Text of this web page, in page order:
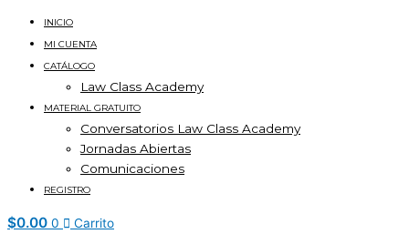
INICIO
MI CUENTA
CATÁLOGO
Law Class Academy
MATERIAL GRATUITO
Conversatorios Law Class Academy
Jornadas Abiertas
Comunicaciones
REGISTRO
$0.00 0 Carrito